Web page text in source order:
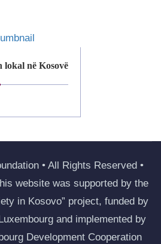
lokal në Kosovë
• All Rights Reserved •
website was supported by the
in Kosovo” project, funded by
and implemented by
Development Cooperation